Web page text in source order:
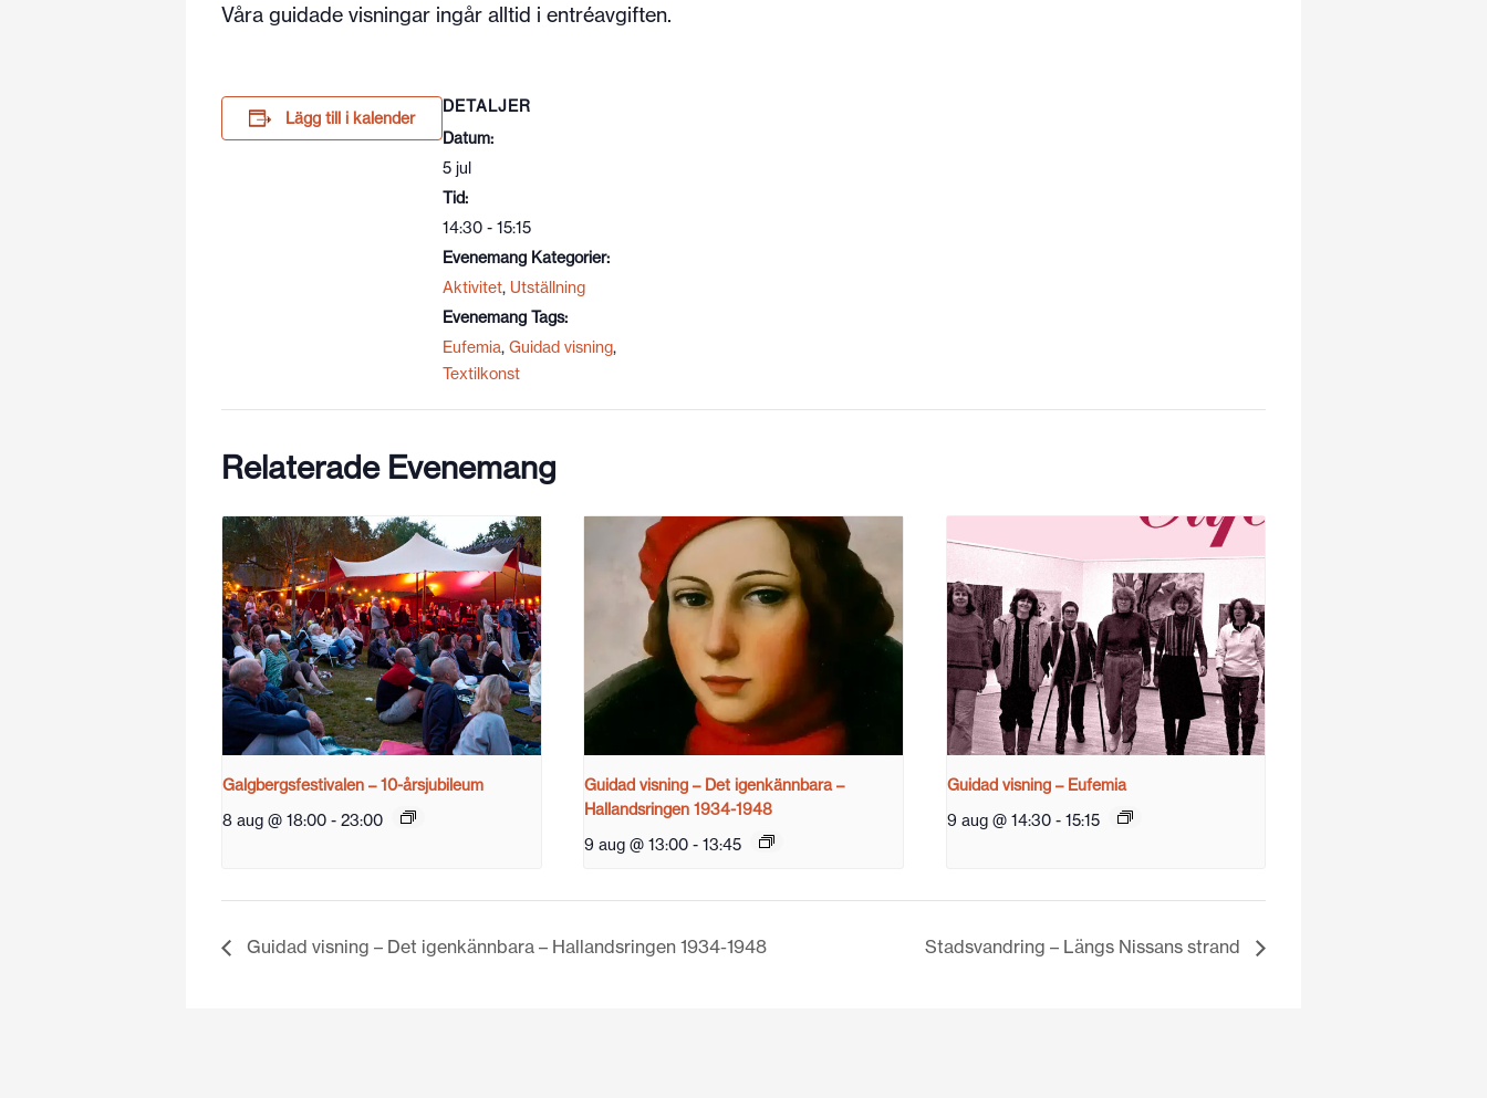
Våra guidade visningar ingår alltid i entréavgiften.
Lägg till i kalender
DETALJER
Datum:
5 jul
Tid:
14:30 - 15:15
Evenemang Kategorier:
Aktivitet, Utställning
Evenemang Tags:
Eufemia, Guidad visning,
Textilkonst
Relaterade Evenemang
Galgbergsfestivalen – 10-årsjubileum
8 aug @ 18:00 - 23:00
Guidad visning – Det igenkännbara –
Hallandsringen 1934-1948
9 aug @ 13:00 - 13:45
Guidad visning – Eufemia
9 aug @ 14:30 - 15:15
Guidad visning – Det igenkännbara – Hallandsringen 1934-1948 Stadsvandring – Längs Nissans strand